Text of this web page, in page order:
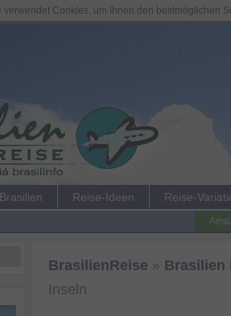
Reise-Ideen Reise-
BrasilienReise » Brasilien
Inseln
verwendet Cookies, um Ihnen den bestmöglichen